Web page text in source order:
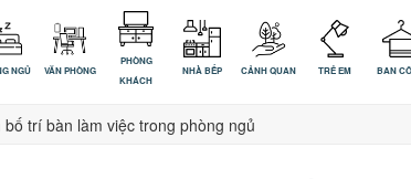
NGỦ VĂN PHÒNG
PHÒNG
KHÁCH
NHÀ BẾP CẢNH QUAN TRẺ EM BAN
trí bàn làm việc trong phòng ngủ